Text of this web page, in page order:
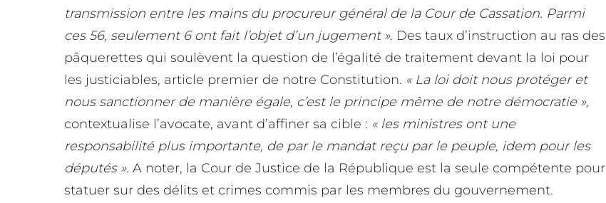
transmission entre les mains du procureur général de la Cour de Cassation. Parmi
ces 56, seulement 6 ont fait l’objet d’un jugement ». Des taux d’instruction au ras des
pâquerettes qui soulèvent la question de l’égalité de traitement devant la loi pour
les justiciables, article premier de notre Constitution. « La loi doit nous protéger et
nous sanctionner de manière égale, c’est le principe même de notre démocratie »,
contextualise l’avocate, avant d’affiner sa cible : « les ministres ont une
responsabilité plus importante, de par le mandat reçu par le peuple, idem pour les
députés ». A noter, la Cour de Justice de la République est la seule compétente pour
statuer sur des délits et crimes commis par les membres du gouvernement.